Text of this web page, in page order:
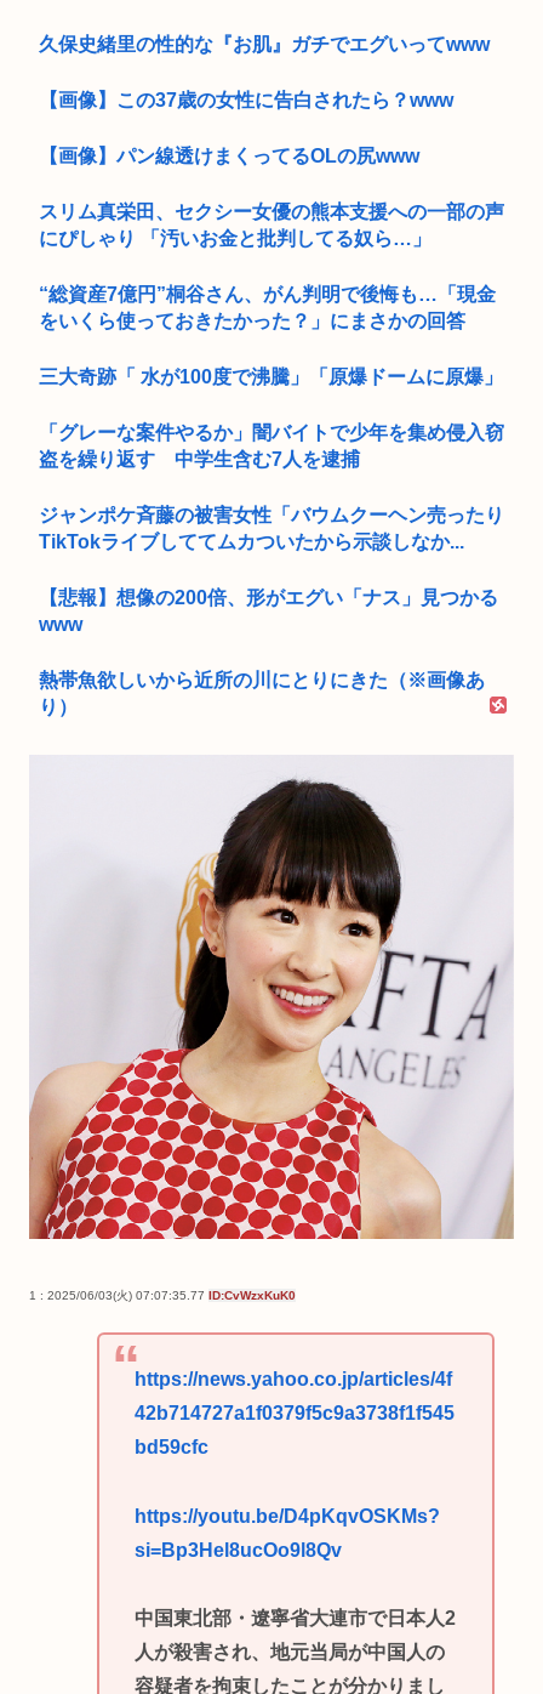
久保史緒里の性的な『お肌』ガチでエグいってwww
【画像】この37歳の女性に告白されたら？www
【画像】パン線透けまくってるOLの尻www
スリム真栄田、セクシー女優の熊本支援への一部の声
にぴしゃり 「汚いお金と批判してる奴ら…」
“総資産7億円”桐谷さん、がん判明で後悔も…「現金
をいくら使っておきたかった？」にまさかの回答
三大奇跡「 水が100度で沸騰」「原爆ドームに原爆」
「グレーな案件やるか」闇バイトで少年を集め侵入窃
盗を繰り返す 中学生含む7人を逮捕
ジャンポケ斉藤の被害女性「バウムクーヘン売ったり
TikTokライブしててムカついたから示談しなか...
【悲報】想像の200倍、形がエグい「ナス」見つかる
www
熱帯魚欲しいから近所の川にとりにきた（※画像あ
り）
1 : 2025/06/03(火) 07:07:35.77 ID:CvWzxKuK0
https://news.yahoo.co.jp/articles/4f
42b714727a1f0379f5c9a3738f1f545
bd59cfc
https://youtu.be/D4pKqvOSKMs?
si=Bp3Hel8ucOo9l8Qv
中国東北部・遼寧省大連市で日本人2
人が殺害され、地元当局が中国人の
容疑者を拘束したことが分かりまし